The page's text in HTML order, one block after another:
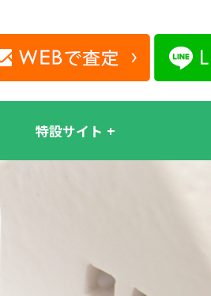
特設サイト